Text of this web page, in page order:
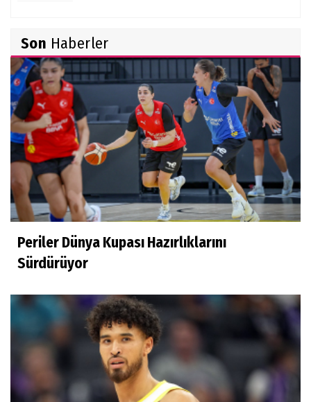
DELİKANLI KOÇLAR
Hüseyin Demir
Amerikan Rüyası: Genç Türklerin NCAA
Rotası Büyüyor
Derya Yannıer
Bilimin ışığında...
Doğan Hakyemez
Ilgım Çetin
Muhteşem veda
Son Haberler
Periler Dünya Kupası Hazırlıklarını
Sürdürüyor